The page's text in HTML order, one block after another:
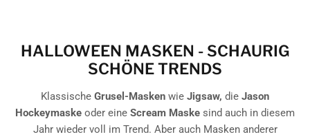
HALLOWEEN MASKEN - SCHAURIG
SCHÖNE TRENDS
Klassische Grusel-Masken wie Jigsaw, die Jason
Hockeymaske oder eine Scream Maske sind auch in diesem
Jahr wieder voll im Trend. Aber auch Masken anderer